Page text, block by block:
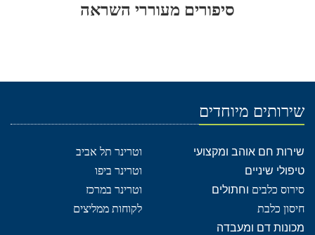
סיפורים מעוררי השראה
שירותים מיוחדים
שירות חם אוהב ומקצועי
וטרינר תל אביב
טיפולי שיניים
וטרינר ביפו
סירוס כלבים וחתולים
וטרינר במרכז
חיסון כלבת
לקוחות ממליצים
מכונות דם ומעבדה